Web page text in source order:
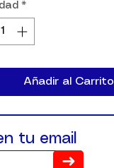
*
Añadir al Carrito
tu email
➜